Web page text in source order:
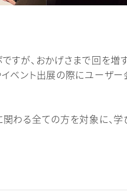
すが、おかげさまで回を増
ベント出展の際にユーザ
わる全ての方を対象に、